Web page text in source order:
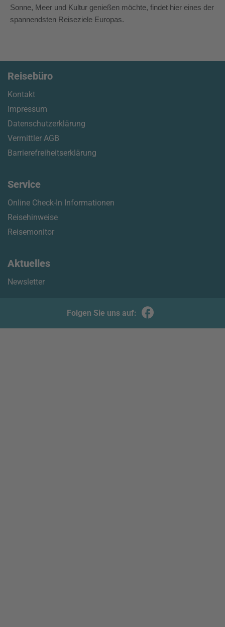
Sonne, Meer und Kultur genießen möchte, findet hier eines der
spannendsten Reiseziele Europas.
Reisebüro
Kontakt
Impressum
Datenschutzerklärung
Vermittler AGB
Barrierefreiheitserklärung
Service
Online Check-In Informationen
Reisehinweise
Reisemonitor
Aktuelles
Newsletter
Folgen Sie uns auf: